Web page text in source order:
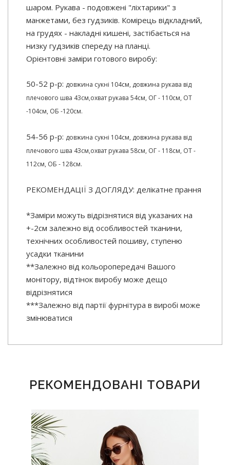
шаром. Рукава - подовжені "ліхтарики" з
манжетами, без гудзиків. Комірець відкладний,
на грудях - накладні кишені, застібається на
низку гудзиків спереду на планці.
Орієнтовні заміри готового виробу:
50-52 р-р: довжина сукні 104см, довжина рукава від
плечового шва 43см,охват рукава 54см, ОГ - 110см, ОТ
-104см, ОБ -120см.
54-56 р-р: довжина сукні 104см, довжина рукава від
плечового шва 43см,охват рукава 58см, ОГ - 118см, ОТ -
112см, ОБ - 128см.
РЕКОМЕНДАЦІЇ З ДОГЛЯДУ: делікатне прання
*Заміри можуть відрізнятися від указаних на
+-2см залежно від особливостей тканини,
технічних особливостей пошиву, ступеню
усадки тканини
**Залежно від кольоропередачі Вашого
монітору, відтінок виробу може дещо
відрізнятися
***Залежно від партії фурнітура в виробі може
змінюватися
РЕКОМЕНДОВАНІ ТОВАРИ